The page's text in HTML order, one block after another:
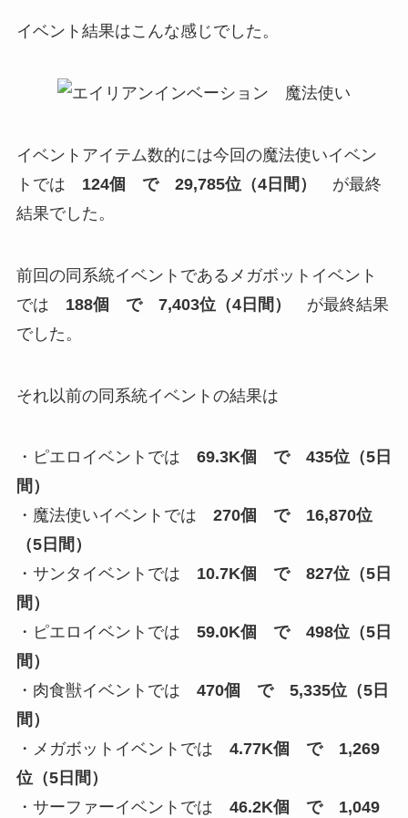
イベント結果はこんな感じでした。
イベントアイテム数的には今回の魔法使いイベン
トでは 124個 で 29,785位（4日間）
が最終
結果でした。
前回の同系統イベントであるメガボットイベント
では 188個 で 7,403位（4日間）
が最終結果
でした。
それ以前の同系統イベントの結果は
・ピエロイベントでは 69.3K個 で 435位（5日
間）
・魔法使いイベントでは 270個 で 16,870位
（5日間）
・サンタイベントでは 10.7K個 で 827位（5日
間）
・ピエロイベントでは 59.0K個 で 498位（5日
間）
・肉食獣イベントでは 470個 で 5,335位（5日
間）
・メガボットイベントでは 4.77K個 で 1,269
位（5日間）
・サーファーイベントでは 46.2K個 で 1,049